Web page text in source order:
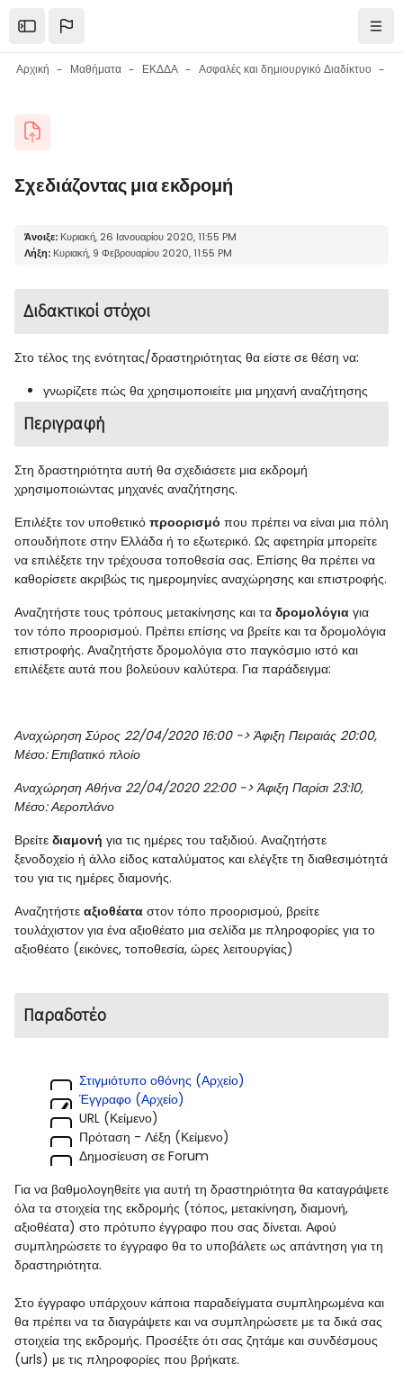
Open the sidebar
Αρχική Μαθήματα ΕΚΔΔΑ Ασφαλές και δημιουργικό Διαδίκτυο
Μπλοκ
Σχεδιάζοντας μια εκδρομή
Μπλοκ
Απαιτήσεις ολοκλήρωσης
Άνοιξε: Κυριακή, 26 Ιανουαρίου 2020, 11:55 PM
Λήξη: Κυριακή, 9 Φεβρουαρίου 2020, 11:55 PM
Διδακτικοί στόχοι
Στο τέλος της ενότητας/δραστηριότητας θα είστε σε θέση να:
γνωρίζετε πώς θα χρησιμοποιείτε μια μηχανή αναζήτησης
Περιγραφή
Στη δραστηριότητα αυτή θα σχεδιάσετε μια εκδρομή
χρησιμοποιώντας μηχανές αναζήτησης.
Επιλέξτε τον υποθετικό προορισμό που πρέπει να είναι μια πόλη
οπουδήποτε στην Ελλάδα ή το εξωτερικό. Ως αφετηρία μπορείτε
να επιλέξετε την τρέχουσα τοποθεσία σας. Επίσης θα πρέπει να
καθορίσετε ακριβώς τις ημερομηνίες αναχώρησης και επιστροφής.
Αναζητήστε τους τρόπους μετακίνησης και τα δρομολόγια για
τον τόπο προορισμού. Πρέπει επίσης να βρείτε και τα δρομολόγια
επιστροφής. Αναζητήστε δρομολόγια στο παγκόσμιο ιστό και
επιλέξετε αυτά που βολεύουν καλύτερα. Για παράδειγμα:
Αναχώρηση Σύρος 22/04/2020 16:00 -> Άφιξη Πειραιάς 20:00,
Μέσο: Επιβατικό πλοίο
Αναχώρηση Αθήνα 22/04/2020 22:00 -> Άφιξη Παρίσι 23:10,
Μέσο: Αεροπλάνο
Βρείτε διαμονή για τις ημέρες του ταξιδιού. Αναζητήστε
ξενοδοχείο ή άλλο είδος καταλύματος και ελέγξτε τη διαθεσιμότητά
του για τις ημέρες διαμονής.
Αναζητήστε αξιοθέατα στον τόπο προορισμού, βρείτε
τουλάχιστον για ένα αξιοθέατο μια σελίδα με πληροφορίες για το
αξιοθέατο (εικόνες, τοποθεσία, ώρες λειτουργίας)
Παραδοτέο
Στιγμιότυπο οθόνης (Αρχείο)
Έγγραφο (Αρχείο)
URL (Κείμενο)
Πρόταση - Λέξη (Κείμενο)
Δημοσίευση σε Forum
Για να βαθμολογηθείτε για αυτή τη δραστηριότητα θα καταγράψετε
όλα τα στοιχεία της εκδρομής (τόπος, μετακίνηση, διαμονή,
αξιοθέατα) στο πρότυπο έγγραφο που σας δίνεται. Αφού
συμπληρώσετε το έγγραφο θα το υποβάλετε ως απάντηση για τη
δραστηριότητα.
Στο έγγραφο υπάρχουν κάποια παραδείγματα συμπληρωμένα και
θα πρέπει να τα διαγράψετε και να συμπληρώσετε με τα δικά σας
στοιχεία της εκδρομής. Προσέξτε ότι σας ζητάμε και συνδέσμους
(urls) με τις πληροφορίες που βρήκατε.